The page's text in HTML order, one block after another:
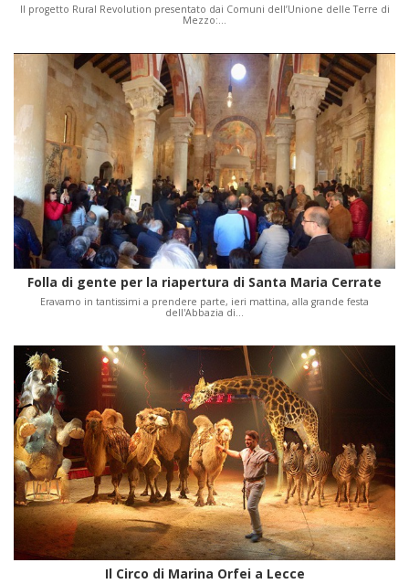
Il progetto Rural Revolution presentato dai Comuni dell’Unione delle Terre di
Mezzo:…
Folla di gente per la riapertura di Santa Maria Cerrate
Eravamo in tantissimi a prendere parte, ieri mattina, alla grande festa
dell'Abbazia di…
Il Circo di Marina Orfei a Lecce